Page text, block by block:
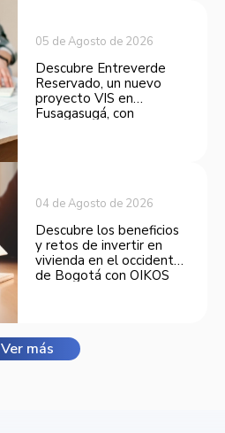
05 de Agosto de 2026
Descubre Entreverde
Reservado, un nuevo
proyecto VIS en
Fusagasugá, con
04 de Agosto de 2026
Descubre los beneficios
y retos de invertir en
vivienda en el occidente
de Bogotá con OIKOS
Ver más